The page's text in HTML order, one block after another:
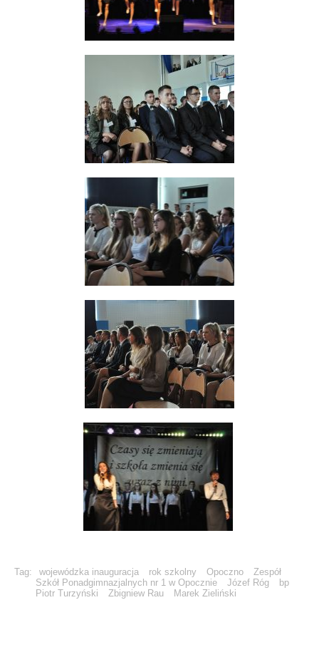
Tag: wojewódzka inauguracja rok szkolny Opoczno
Zespół
Szkół Ponadgimnazjalnych nr 1 w Opocznie
Józef Róg
bp
Piotr Turzyński
Zbigniew Rau Marek Zieliński